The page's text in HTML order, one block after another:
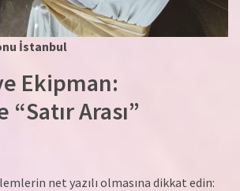
İstanbul
Ekipman:
Arası”
net yazılı olmasına dikkat edin: